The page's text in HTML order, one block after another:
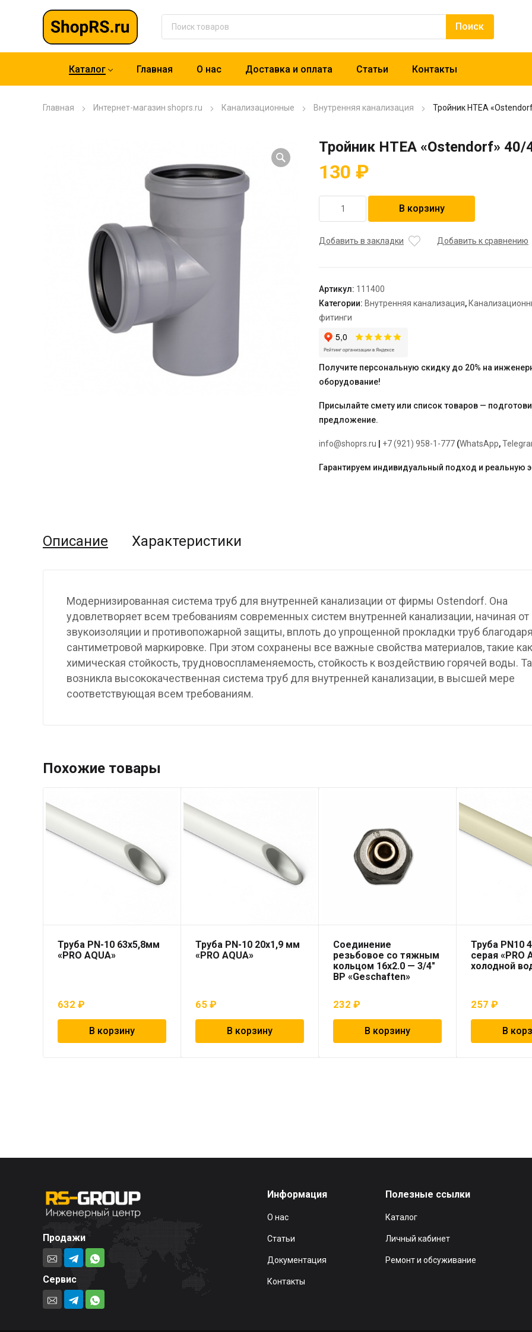
Каталог Главная О нас Доставка и оплата Статьи Контакты
Главная Интернет-магазин shoprs.ru Канализационные Внутренняя канализация Тройник HTEA
Тройник HTEA «Ostendorf» 40/
130 ₽
товара
HTEA
В корзину
Добавить в закладки Добавить к сравнению
Артикул: 111400
Категории: Внутренняя канализация,
фитинги
Получите персональную скидку до 20% на
оборудование!
Присылайте смету или список товаров —
предложение.
info@shoprs.ru +7 (921) 958-1-777 (WhatsApp,
Гарантируем индивидуальный подход и реальную
Описание Характеристики
Модернизированная система труб для внутренней канализации от фирмы Ostendorf. Она
удовлетворяет всем требованиям современных систем внутренней канализации, начиная от
звукоизоляции и противопожарной защиты, вплоть до упрощенной прокладки труб благодаря
сантиметровой маркировке. При этом сохранены все важные свойства материалов, такие как
химическая стойкость, трудновоспламеняемость, стойкость к воздействию горячей воды.
возникла высококачественная система труб для внутренней канализации, в высшей мере
соответствующая всем требованиям.
Похожие товары
Труба PN-10 63х5,8мм
«PRO AQUA»
632 ₽
В корзину
Труба PN-10 20х1,9 мм
«PRO AQUA»
65₽
В корзину
Соединение
резьбовое со тяжным
кольцом 16х2.0 — 3/4″
ВР «Geschaften»
232₽
В корзину
Труба PN10
серая «PRO
холодной
257₽
В
Продажи
Сервис
Информация
О нас
Статьи
Документация
Контакты
Полезные ссылки
Каталог
Личный кабинет
Ремонт и обсуживание